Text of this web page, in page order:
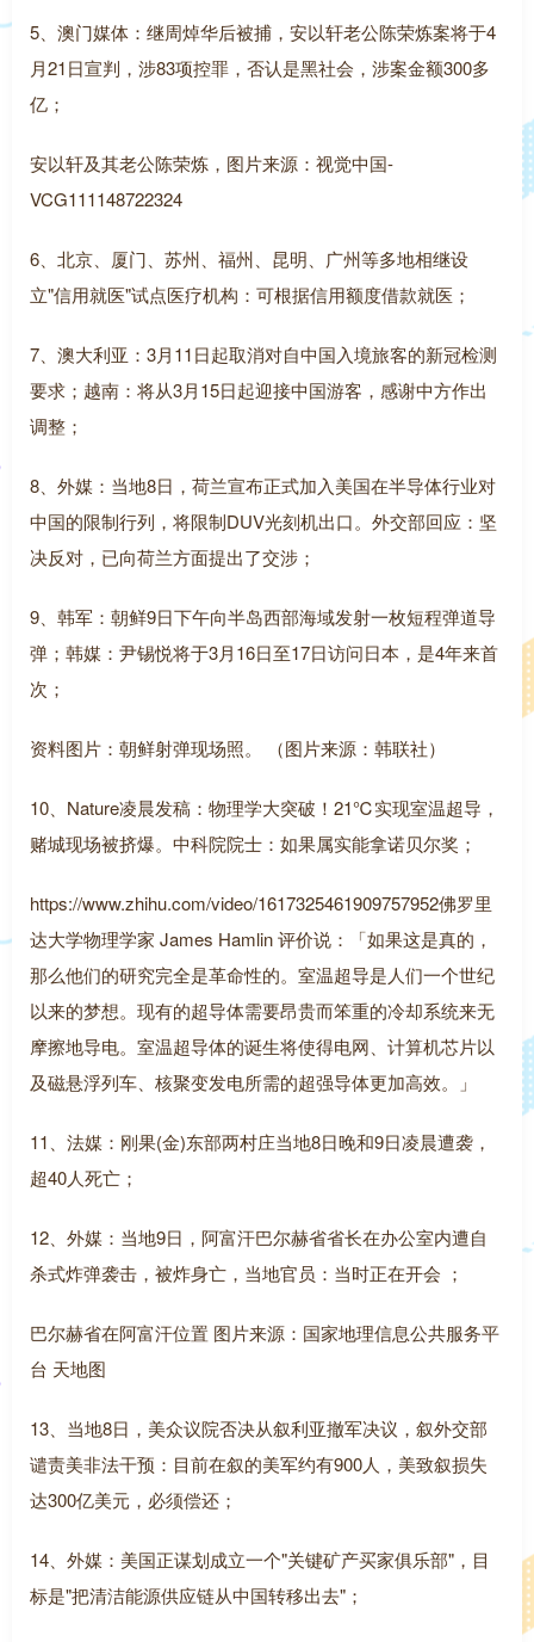
5、澳门媒体：继周焯华后被捕，安以轩老公陈荣炼案将于4
月21日宣判，涉83项控罪，否认是黑社会，涉案金额300多
亿；
安以轩及其老公陈荣炼，图片来源：视觉中国-
VCG111148722324
6、北京、厦门、苏州、福州、昆明、广州等多地相继设
立"信用就医"试点医疗机构：可根据信用额度借款就医；
7、澳大利亚：3月11日起取消对自中国入境旅客的新冠检测
要求；越南：将从3月15日起迎接中国游客，感谢中方作出
调整；
8、外媒：当地8日，荷兰宣布正式加入美国在半导体行业对
中国的限制行列，将限制DUV光刻机出口。外交部回应：坚
决反对，已向荷兰方面提出了交涉；
9、韩军：朝鲜9日下午向半岛西部海域发射一枚短程弹道导
弹；韩媒：尹锡悦将于3月16日至17日访问日本，是4年来首
次；
资料图片：朝鲜射弹现场照。 （图片来源：韩联社）
10、Nature凌晨发稿：物理学大突破！21℃实现室温超导，
赌城现场被挤爆。中科院院士：如果属实能拿诺贝尔奖；
https://www.zhihu.com/video/1617325461909757952佛罗里
达大学物理学家 James Hamlin 评价说：「如果这是真的，
那么他们的研究完全是革命性的。室温超导是人们一个世纪
以来的梦想。现有的超导体需要昂贵而笨重的冷却系统来无
摩擦地导电。室温超导体的诞生将使得电网、计算机芯片以
及磁悬浮列车、核聚变发电所需的超强导体更加高效。」
11、法媒：刚果(金)东部两村庄当地8日晚和9日凌晨遭袭，
超40人死亡；
12、外媒：当地9日，阿富汗巴尔赫省省长在办公室内遭自
杀式炸弹袭击，被炸身亡，当地官员：当时正在开会 ；
巴尔赫省在阿富汗位置 图片来源：国家地理信息公共服务平
台 天地图
13、当地8日，美众议院否决从叙利亚撤军决议，叙外交部
谴责美非法干预：目前在叙的美军约有900人，美致叙损失
达300亿美元，必须偿还；
14、外媒：美国正谋划成立一个"关键矿产买家俱乐部"，目
标是"把清洁能源供应链从中国转移出去"；